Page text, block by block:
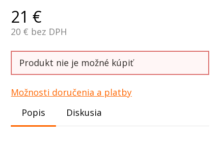
21 €
20 € bez DPH
Produkt nie je možné kúpiť
Možnosti doručenia a platby
Popis
Diskusia